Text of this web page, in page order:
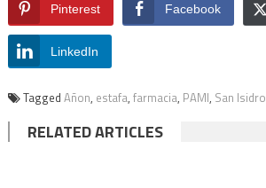
Pinterest Facebook
LinkedIn
Tagged Añon, estafa, farmacia, PAMI, San Isidro
RELATED ARTICLES